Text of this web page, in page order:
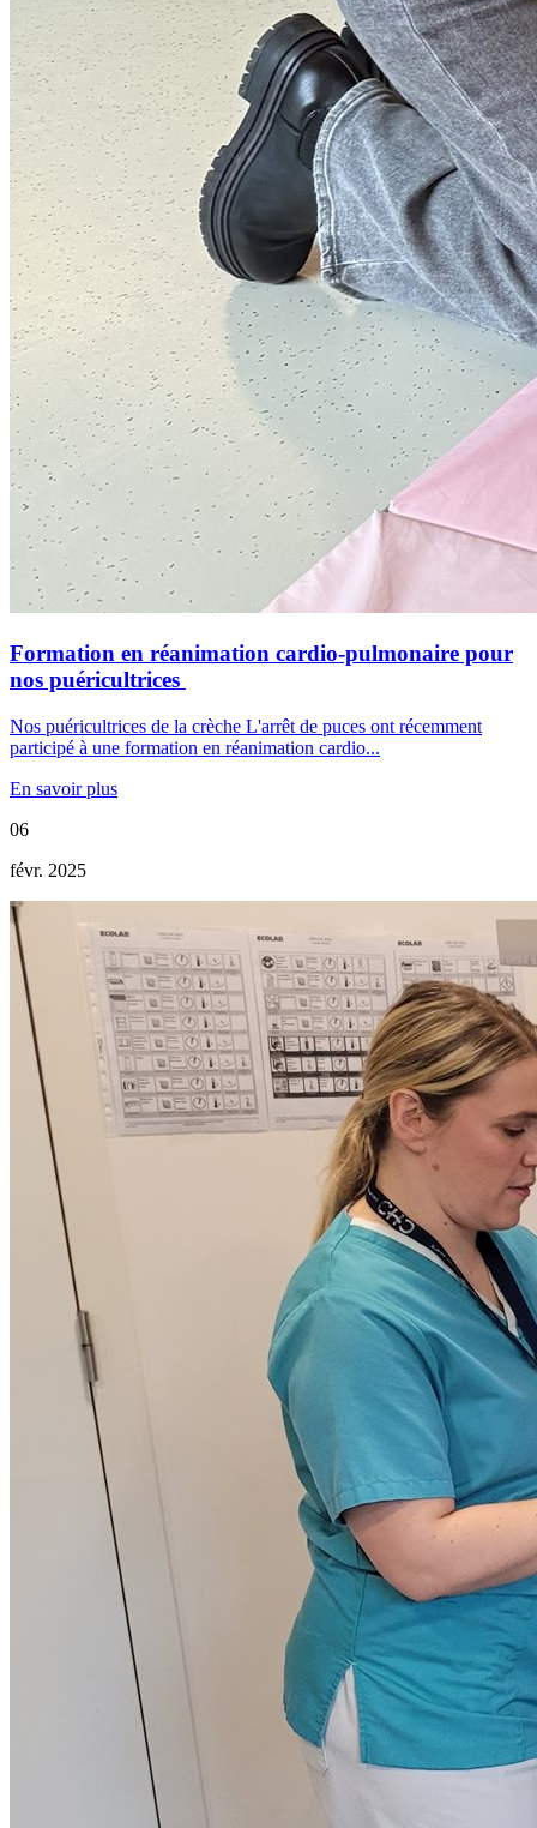
Formation en réanimation cardio-pulmonaire pour
nos puéricultrices
Nos puéricultrices de la crèche L'arrêt de puces ont récemment
participé à une formation en réanimation cardio...
En savoir plus
06
févr. 2025